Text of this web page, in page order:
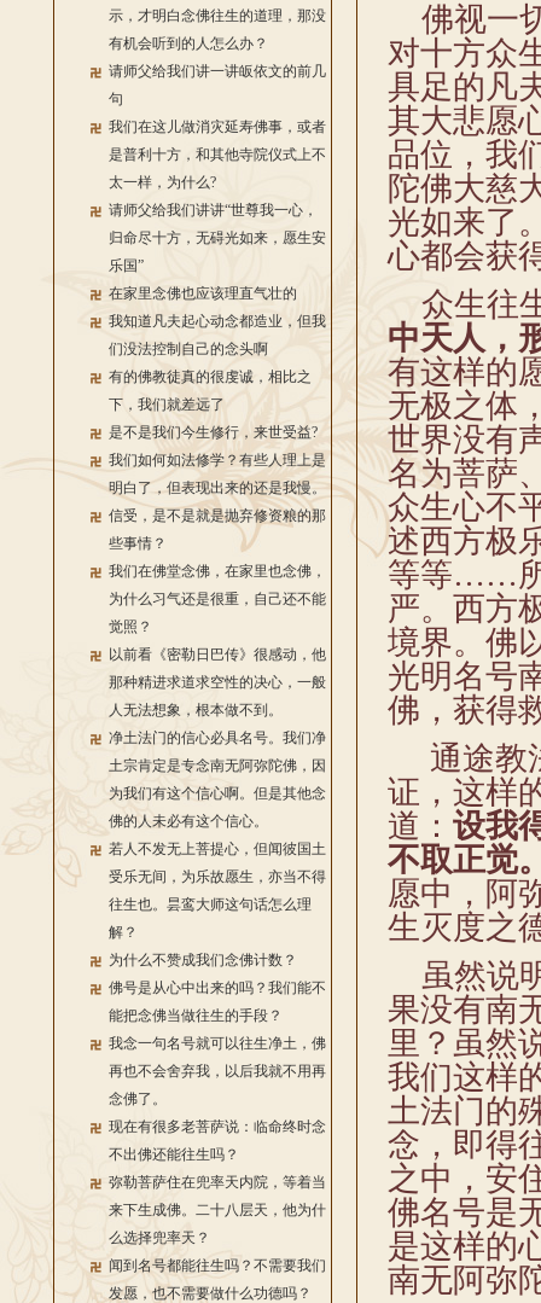
示，才明白念佛往生的道理，那没
有机会听到的人怎么办？
请师父给我们讲一讲皈依文的前几
句
我们在这儿做消灾延寿佛事，或者
是普利十方，和其他寺院仪式上不
太一样，为什么?
请师父给我们讲讲“世尊我一心，
归命尽十方，无碍光如来，愿生安
乐国”
在家里念佛也应该理直气壮的
我知道凡夫起心动念都造业，但我
们没法控制自己的念头啊
有的佛教徒真的很虔诚，相比之
下，我们就差远了
是不是我们今生修行，来世受益?
我们如何如法修学？有些人理上是
明白了，但表现出来的还是我慢。
信受，是不是就是抛弃修资粮的那
些事情？
我们在佛堂念佛，在家里也念佛，
为什么习气还是很重，自己还不能
觉照？
以前看《密勒日巴传》很感动，他
那种精进求道求空性的决心，一般
人无法想象，根本做不到。
净土法门的信心必具名号。我们净
土宗肯定是专念南无阿弥陀佛，因
为我们有这个信心啊。但是其他念
佛的人未必有这个信心。
若人不发无上菩提心，但闻彼国土
受乐无间，为乐故愿生，亦当不得
往生也。昙鸾大师这句话怎么理
解？
为什么不赞成我们念佛计数？
佛号是从心中出来的吗？我们能不
能把念佛当做往生的手段？
我念一句名号就可以往生净土，佛
再也不会舍弃我，以后我就不用再
念佛了。
现在有很多老菩萨说：临命终时念
不出佛还能往生吗？
弥勒菩萨住在兜率天内院，等着当
来下生成佛。二十八层天，他为什
么选择兜率天？
闻到名号都能往生吗？不需要我们
发愿，也不需要做什么功德吗？
佛视一
对十方众
具足的凡
其大悲愿
品位，我
陀佛大慈
光如来了
心都会获
众生往
中天人，
有这样的
无极之体
世界没有
名为菩萨
众生心不
述西方极
等等……所
严。西方
境界。佛
光明名号
佛，获得
通途教
证，这样
道： 设我
不取正觉
愿中，阿
生灭度之
虽然说
果没有南
里？虽然
我们这样
土法门的
念，即得
之中，安
佛名号是
是这样的
南无阿弥